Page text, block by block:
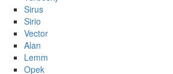
Sirus
Sirio
Vector
Alan
Lemm
Opek